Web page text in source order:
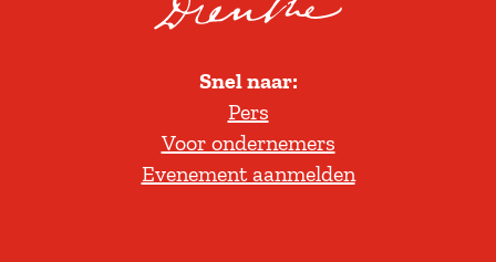
o
l
t
e
r
Snel naar:
Pers
Voor ondernemers
Evenement aanmelden